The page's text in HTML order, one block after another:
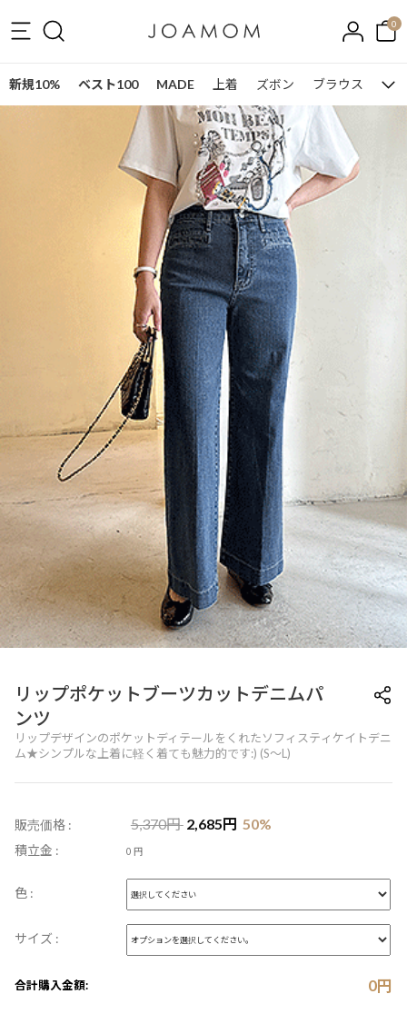
0
新規10% ベスト100 MADE 上着 ズボン ブラウス ワ
リップポケットブーツカットデニムパ
ンツ
リップデザインのポケットディテールをくれたソフィスティケイトデニ
ム★シンプルな上着に軽く着ても魅力的です:) (S～L)
販売価格 : 5,370円 2,685 円 50%
積立金 : 0 円
色 :
サイズ :
合計購入金額: 0円